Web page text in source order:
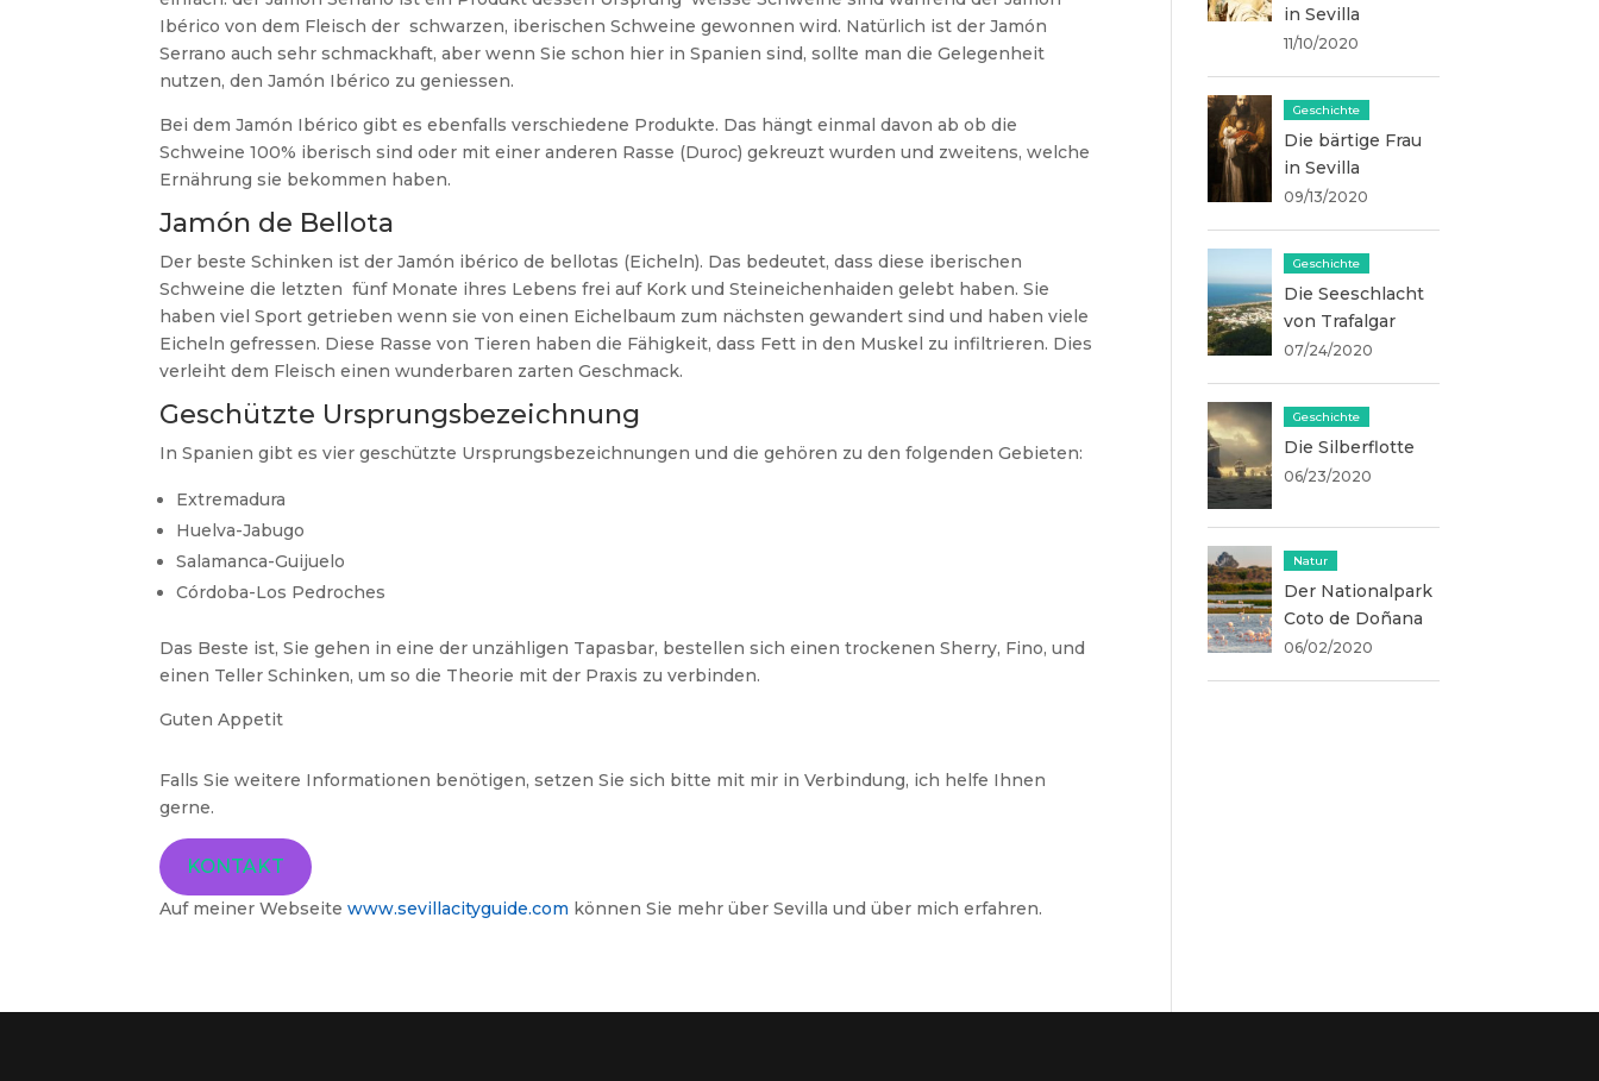
Ibérico von dem Fleisch der schwarzen, iberischen Schweine gewonnen wird. Natürlich ist der Jamón
Serrano auch sehr schmackhaft, aber wenn Sie schon hier in Spanien sind, sollte man die Gelegenheit
nutzen, den Jamón Ibérico zu geniessen.
Bei dem Jamón Ibérico gibt es ebenfalls verschiedene Produkte. Das hängt einmal davon ab ob die
Schweine 100% iberisch sind oder mit einer anderen Rasse (Duroc) gekreuzt wurden und zweitens, welche
Ernährung sie bekommen haben.
Jamón de Bellota
Der beste Schinken ist der Jamón ibérico de bellotas (Eicheln). Das bedeutet, dass diese iberischen
Schweine die letzten fünf Monate ihres Lebens frei auf Kork und Steineichenhaiden gelebt haben. Sie
haben viel Sport getrieben wenn sie von einen Eichelbaum zum nächsten gewandert sind und haben viele
Eicheln gefressen. Diese Rasse von Tieren haben die Fähigkeit, dass Fett in den Muskel zu infiltrieren. Dies
verleiht dem Fleisch einen wunderbaren zarten Geschmack.
Geschützte Ursprungsbezeichnung
In Spanien gibt es vier geschützte Ursprungsbezeichnungen und die gehören zu den folgenden Gebieten:
Extremadura
Huelva-Jabugo
Salamanca-Guijuelo
Córdoba-Los Pedroches
Das Beste ist, Sie gehen in eine der unzähligen Tapasbar, bestellen sich einen trockenen Sherry, Fino, und
einen Teller Schinken, um so die Theorie mit der Praxis zu verbinden.
Guten Appetit
Falls Sie weitere Informationen benötigen, setzen Sie sich bitte mit mir in Verbindung, ich helfe Ihnen
gerne.
KONTAKT
Auf meiner Webseitewww.sevillacityguide.com können Sie mehr über Sevilla und über mich erfahren.
in Sevilla
11/10/2020
Geschichte
Die bärtige Frau
in Sevilla
09/13/2020
Geschichte
Die Seeschlacht
von Trafalgar
07/24/2020
Geschichte
Die Silberflotte
06/23/2020
Natur
Der Nationalpark
Coto de Doñana
06/02/2020